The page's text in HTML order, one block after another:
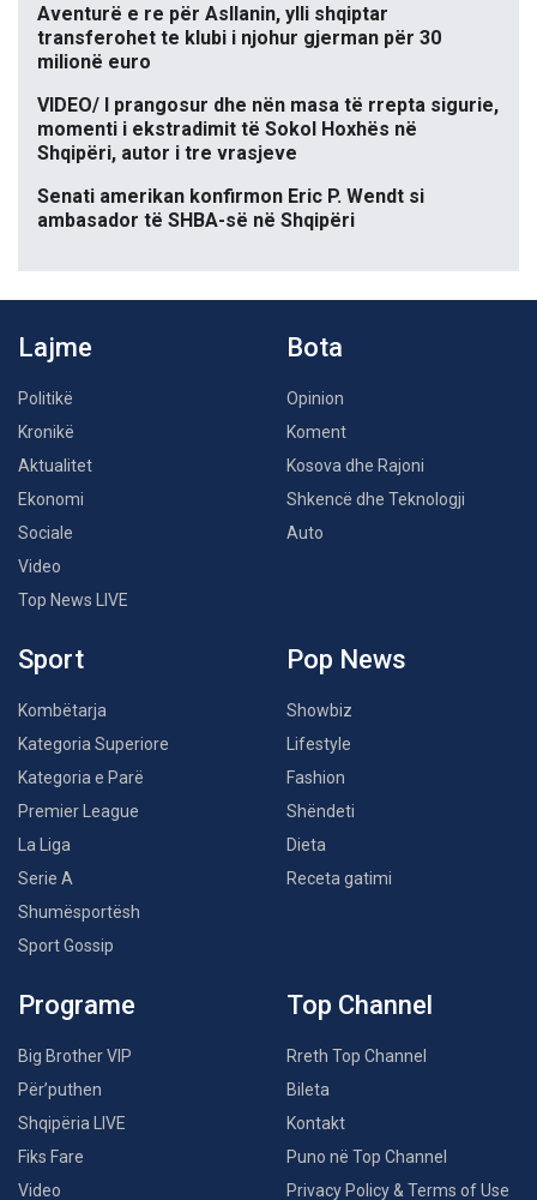
Aventurë e re për Asllanin, ylli shqiptar
transferohet te klubi i njohur gjerman për 30
milionë euro
VIDEO/ I prangosur dhe nën masa të rrepta sigurie,
momenti i ekstradimit të Sokol Hoxhës në
Shqipëri, autor i tre vrasjeve
Senati amerikan konfirmon Eric P. Wendt si
ambasador të SHBA-së në Shqipëri
Lajme
Politikë
Kronikë
Aktualitet
Ekonomi
Sociale
Video
Top News LIVE
Bota
Opinion
Koment
Kosova dhe Rajoni
Shkencë dhe Teknologji
Auto
Sport
Kombëtarja
Kategoria Superiore
Kategoria e Parë
Premier League
La Liga
Serie A
Shumësportësh
Sport Gossip
Pop News
Showbiz
Lifestyle
Fashion
Shëndeti
Dieta
Receta gatimi
Programe
Big Brother VIP
Për’puthen
Shqipëria LIVE
Fiks Fare
Video
Top Channel
Rreth Top Channel
Bileta
Kontakt
Puno në Top Channel
Privacy Policy & Terms of Use